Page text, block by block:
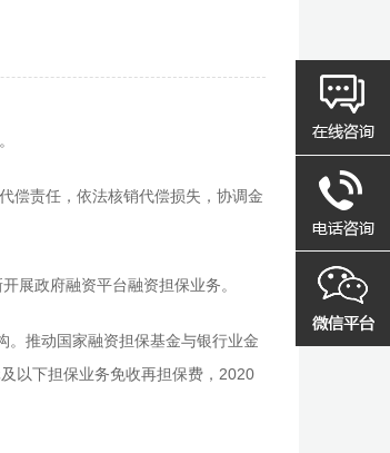
偿责任，依法核销代偿损失，协调金
政府融资平台融资担保业务。
推动国家融资担保基金与银行业金
以下担保业务免收再担保费，2020